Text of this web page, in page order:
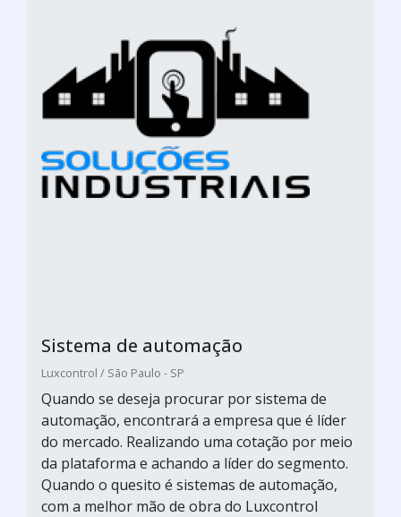
Sistema de automação
Luxcontrol / São Paulo - SP
Quando se deseja procurar por sistema de
automação, encontrará a empresa que é líder
do mercado. Realizando uma cotação por meio
da plataforma e achando a líder do segmento.
Quando o quesito é sistemas de automação,
com a melhor mão de obra do Luxcontrol